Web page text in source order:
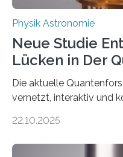
Physik Astronomie
Neue Studie
Lücken in Der
Die aktuelle
vernetzt, interaktiv und
oft von Autor*innen, die
22.10.2025